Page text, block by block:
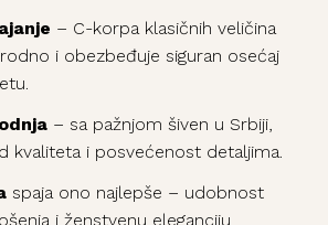
– C-korpa klasičnih veličina
i obezbeđuje siguran osećaj
– sa pažnjom šiven u Srbiji,
kvaliteta i posvećenost detaljima.
spaja ono najlepše – udobnost
i ženstvenu eleganciju